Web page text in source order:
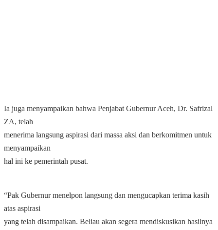
Ia juga menyampaikan bahwa Penjabat Gubernur Aceh, Dr. Safrizal
ZA, telah
menerima langsung aspirasi dari massa aksi dan berkomitmen untuk
menyampaikan
hal ini ke pemerintah pusat.
“Pak Gubernur menelpon langsung dan mengucapkan terima kasih
atas aspirasi
yang telah disampaikan. Beliau akan segera mendiskusikan hasilnya